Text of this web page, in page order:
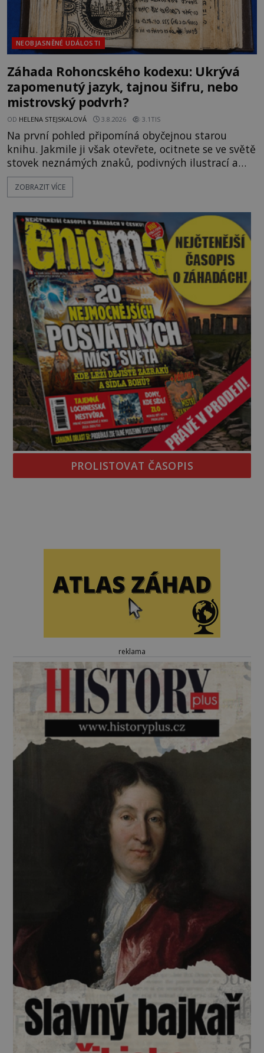
NEOBJASNĚNÉ UDÁLOSTI
Záhada Rohoncského kodexu: Ukrývá
zapomenutý jazyk, tajnou šifru, nebo
mistrovský podvrh?
OD HELENA STEJSKALOVÁ 3.8.2026 3.1TIS
Na první pohled připomíná obyčejnou starou
knihu. Jakmile ji však otevřete, ocitnete se ve světě
stovek neznámých znaků, podivných ilustrací a
textu, který už téměř dvě století vzdoruje všem
pokusům o rozluštění. Rohoncský kodex patří mezi
jistotou neví, kdo jej napsal, kdy vznikl ani co
vlastně vypráví. Rohoncský kodex se poprvé
objevuje v roce
ZOBRAZIT VÍCE
PROLISTOVAT ČASOPIS
reklama